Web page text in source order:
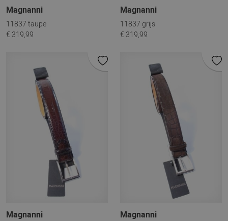
Magnanni
11837 taupe
€ 319,99
Magnanni
11837 grijs
€ 319,99
Magnanni Magnanni